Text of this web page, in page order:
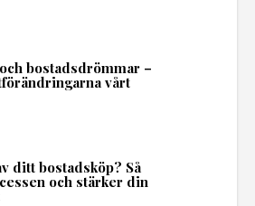
bostadsdrömmar –
vårt
ditt bostadsköp? Så
och stärker din